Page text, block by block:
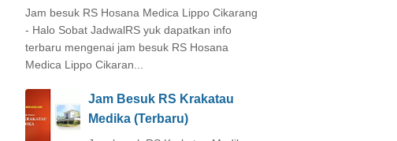
Jam besuk RS Hosana Medica Lippo Cikarang
- Halo Sobat JadwalRS yuk dapatkan info
terbaru mengenai jam besuk RS Hosana
Medica Lippo Cikaran...
Jam Besuk RS Krakatau
Medika (Terbaru)